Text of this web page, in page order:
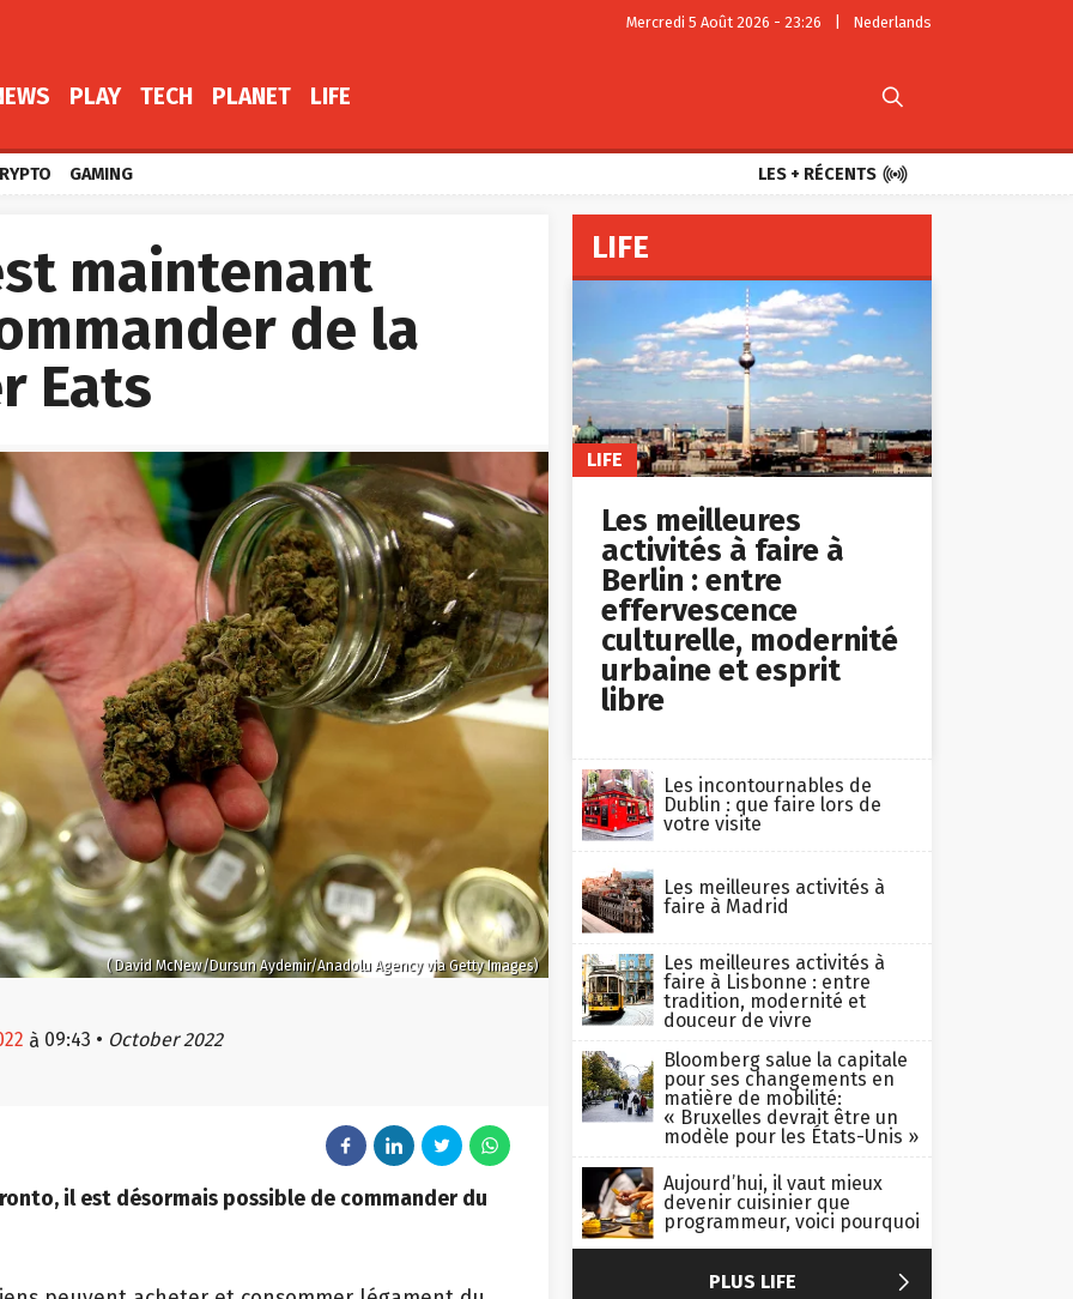
Mercredi 5 Août 2026 - 23:26 Nederlands
PLAY TECH PLANET LIFE 
GAMING LES + RÉCENTS 
maintenant
de la
Eats
( David McNew/Dursun Aydemir/Anadolu Agency via Getty Images)
à 09:43 • October 2022
il est désormais possible de commander du
LIFE
LIFE
Les meilleures
activités à faire à
Berlin : entre
effervescence
culturelle, modernité
urbaine et esprit
libre
Les incontournables de
Dublin : que faire lors de
votre visite
Les meilleures activités à
faire à Madrid
Les meilleures activités à
faire à Lisbonne : entre
tradition, modernité et
douceur de vivre
Bloomberg salue la capitale
pour ses changements en
matière de mobilité:
« Bruxelles devrait être un
modèle pour les États-Unis »
Aujourd’hui, il vaut mieux
devenir cuisinier que
programmeur, voici pourquoi
PLUS LIFE 